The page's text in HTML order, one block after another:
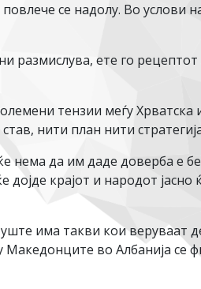
се надолу. Во услови
размислува, ете го
тензии меѓу Хрватска
нити план нити
нема да им даде доверба е
крајот и народот јасно
има такви кои веруваат
Македонците во Албанија се